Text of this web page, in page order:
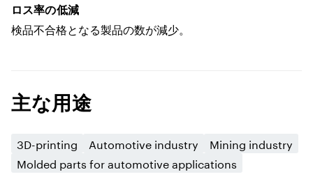
ロス率の低減
検品不合格となる製品の数が減少。
主な用途
3D-printing Automotive industry
Mining industry
Molded parts for automotive applications